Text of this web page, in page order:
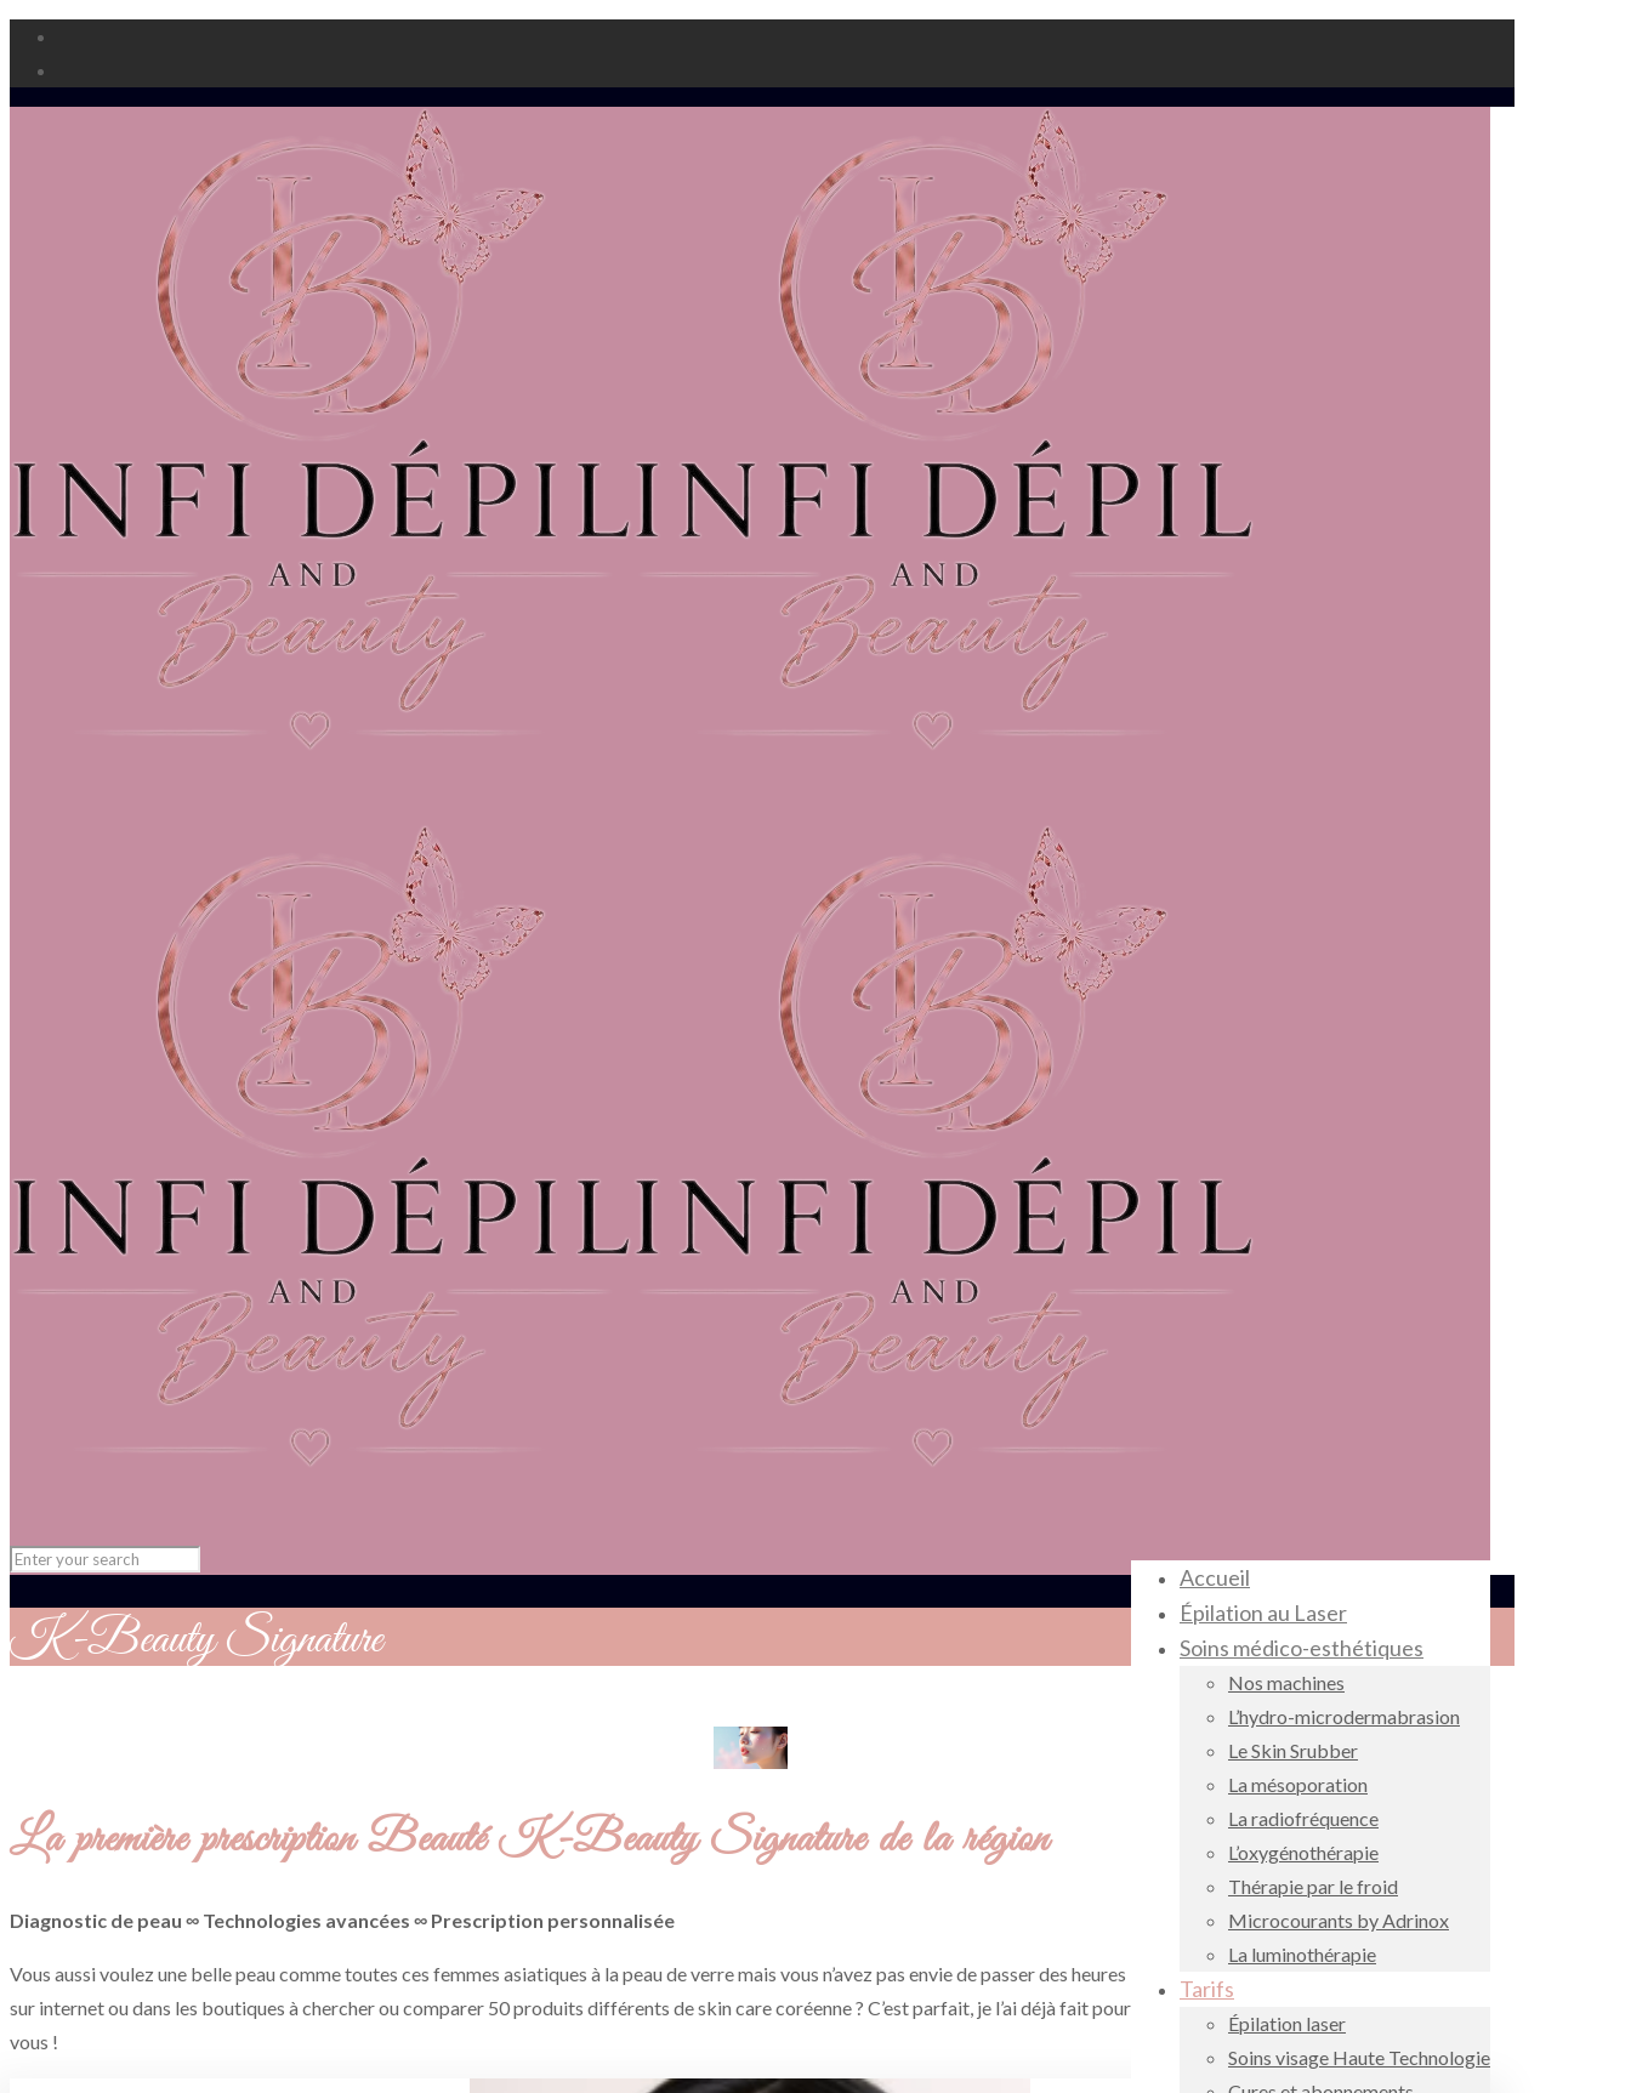
Accueil
Épilation au Laser
Soins médico-esthétiques
Nos machines
L’hydro-microdermabrasion
Le Skin Srubber
La mésoporation
La radiofréquence
L’oxygénothérapie
Thérapie par le froid
Microcourants by Adrinox
La luminothérapie
Tarifs
Épilation laser
Soins visage Haute Technologie
K-Beauty Signature
La première prescription Beauté K-Beauty Signature de la région
Diagnostic de peau ∞ Technologies avancées ∞ Prescription personnalisée
Vous aussi voulez une belle peau comme toutes ces femmes asiatiques à la peau de verre mais vous n’avez pas envie de passer des heures
sur internet ou dans les boutiques à chercher ou comparer 50 produits différents de skin care coréenne ? C’est parfait, je l’ai déjà fait pour
vous !